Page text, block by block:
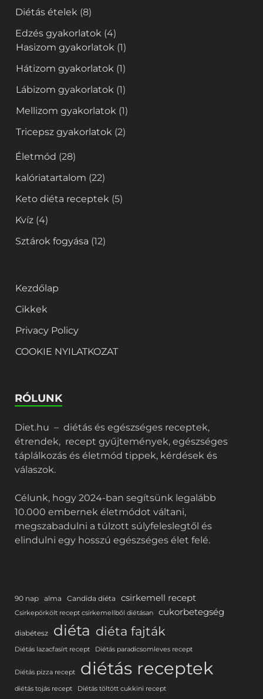
Diétás ételek (8)
Edzés gyakorlatok (4)
Hasizom gyakorlatok (1)
Hátizom gyakorlatok (1)
Lábizom gyakorlatok (1)
Mellizom gyakorlatok (1)
Tricepsz gyakorlatok (2)
Életmód (28)
kalóriatartalom (22)
Keto diéta receptek (5)
Kvíz (4)
Sztárok fogyása (12)
Kezdőlap
Cikkek
Privacy Policy
COOKIE NYILATKOZAT
RÓLUNK
Diet.hu – diétás és egészséges receptek,
étrendek, recept gyűjtemények, egészséges
táplálkozás és életmód tippek, kérdések és
válaszok.
Célunk, hogy 2024-ban segítsünk legalább
10.000 embernek életmódot váltani,
megszabadulni a túlzott súlyfeleslegtől és
elindulni egy hosszú egészséges élet felé.
90 nap alma Candida diéta csirkemell recept
Csirkepörkölt recept csirkemellből diétásan cukorbetegség
diabétesz diéta diéta fajták
Diétás lazacfasírt recept Diétás paradicsomleves recept
Diétás pizza recept diétás receptek
diétás tojás recept Diétás töltött cukkini recept